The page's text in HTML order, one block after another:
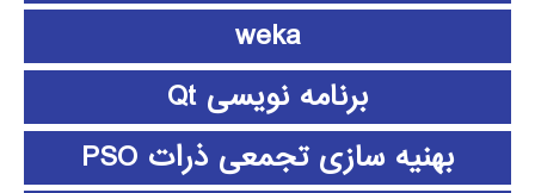
weka
برنامه نویسی Qt
بهنیه سازی تجمعی ذرات PSO